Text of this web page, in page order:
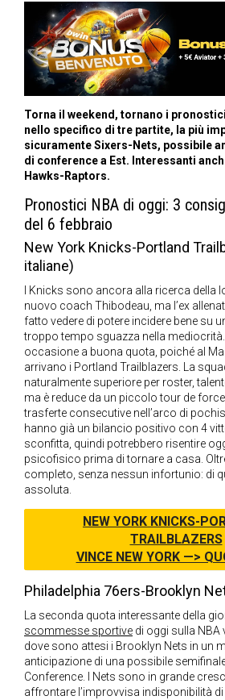
Torna il weekend, tornano i
nello specifico di tre partite, la più
sicuramente Sixers-Nets, possibile
di conference a Est. Interessanti
Hawks-Raptors.
Pronostici NBA di oggi: 3
del 6 febbraio
New York Knicks-Portland
italiane)
I Knicks sono ancora alla ricerca della
nuovo coach Thibodeau, ma l’ex
fatto vedere di potere incidere bene su
troppo tempo sguazza nella mediocrità.
occasione a buona quota, poiché al
arrivano i Portland Trailblazers. La
naturalmente superiore per roster,
ma è reduce da un piccolo tour de
trasferte consecutive nell’arco di
hanno già un bilancio positivo con 4
sconfitta, quindi potrebbero risentire
psicofisico prima di tornare a casa.
completo, senza nessun infortunio: di
assoluta.
NEW YORK KNICKS-
TRAILBLAZERS
VINCE NEW YORK —>
Philadelphia 76ers-Brooklyn
La seconda quota interessante della
scommesse sportive di oggi sulla NBA
dove sono attesi i Brooklyn Nets in un
anticipazione di una possibile
Conference. I Nets sono in grande
affrontare l’improvvisa indisponibilità